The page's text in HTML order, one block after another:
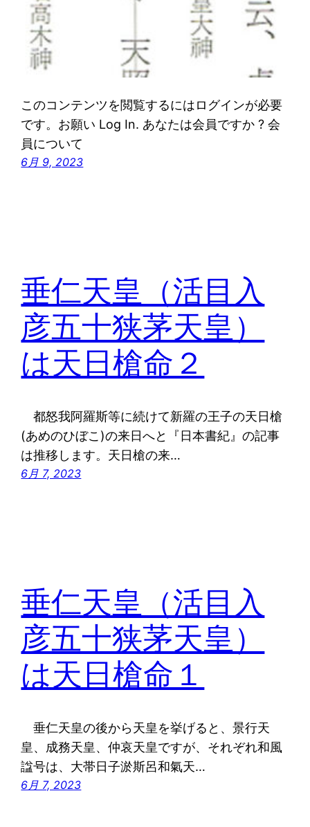
このコンテンツを閲覧するにはログインが必要
です。お願い Log In. あなたは会員ですか ? 会
員について
6月 9, 2023
垂仁天皇（活目入
彦五十狭茅天皇）
は天日槍命２
都怒我阿羅斯等に続けて新羅の王子の天日槍
(あめのひぼこ)の来日へと『日本書紀』の記事
は推移します。天日槍の来…
6月 7, 2023
垂仁天皇（活目入
彦五十狭茅天皇）
は天日槍命１
垂仁天皇の後から天皇を挙げると、景行天
皇、成務天皇、仲哀天皇ですが、それぞれ和風
諡号は、大帯日子淤斯呂和氣天…
6月 7, 2023